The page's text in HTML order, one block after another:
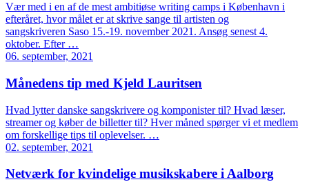
Vær med i en af de mest ambitiøse writing camps i København i
efteråret, hvor målet er at skrive sange til artisten og
sangskriveren Saso 15.-19. november 2021. Ansøg senest 4.
oktober. Efter …
06. september, 2021
Månedens tip med Kjeld Lauritsen
Hvad lytter danske sangskrivere og komponister til? Hvad læser,
streamer og køber de billetter til? Hver måned spørger vi et medlem
om forskellige tips til oplevelser. …
02. september, 2021
Netværk for kvindelige musikskabere i Aalborg